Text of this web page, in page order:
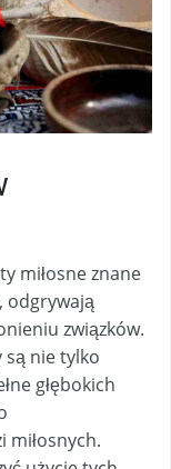
miłosne znane
odgrywają
związków.
nie tylko
głębokich
miłosnych.